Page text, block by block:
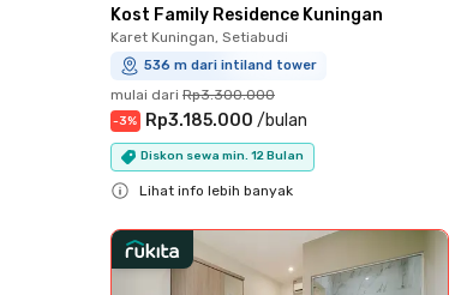
Kost Family Residence Kuningan
Karet Kuningan, Setiabudi
536 m dari intiland tower
mulai dari Rp3.300.000
-3% Rp3.185.000 /bulan
Diskon sewa min. 12 Bulan
Lihat info lebih banyak